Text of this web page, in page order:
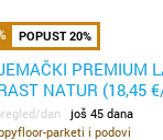
POPUST 20%
PREMIUM
NATUR (18,45
dan još 45 dana
parketi i podovi